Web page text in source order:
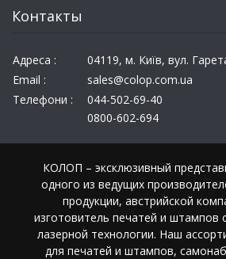
Контакты
Адреса :
04119, м. Київ, вул.
Email :
sales@colop.com.ua
Телефони :
044-502-69-40
0800-602-694
КОЛОП – эксклюзивный
одного из ведущих
продукции, австрийской
изготовитель печатей и штампов
лазерной технологии. Наш
для печатей и штампов,